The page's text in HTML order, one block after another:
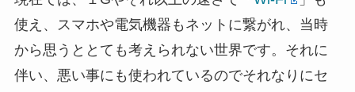
使え、スマホや電気機器もネットに繋がれ、当時
から思うととても考えられない世界です。それに
伴い、悪い事にも使われているのでそれなりにセ